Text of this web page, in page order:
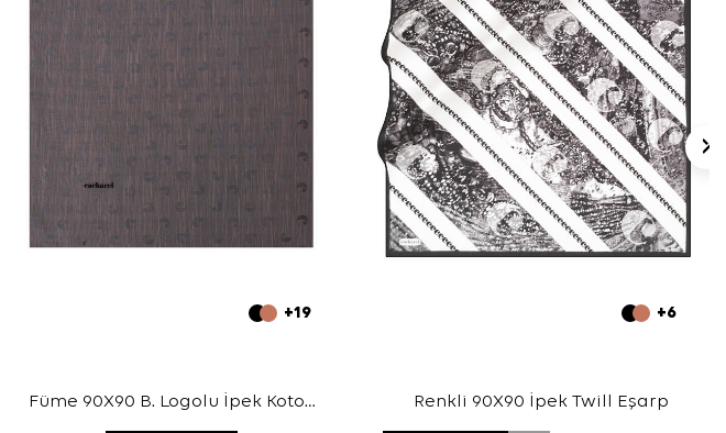
Ürünün kalite bilgisi nedir?
+19
Füme 90X90 B. Logolu İpek Koton
+6
Renkli 90X90 İpek Twill Eşarp